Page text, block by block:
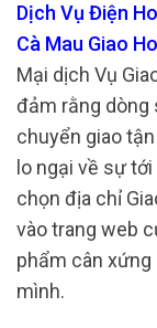
Dịch Vụ Điện
Cà Mau Giao
Mại dịch Vụ
đảm rằng dòng
chuyển giao
lo ngại về sự
chọn địa chỉ
vào trang web
phẩm cân
mình.